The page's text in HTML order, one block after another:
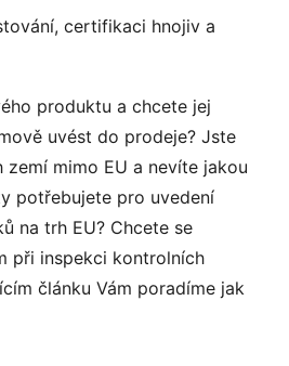
certifikaci hnojiv a
produktu a chcete jej
uvést do prodeje? Jste
mimo EU a nevíte jakou
potřebujete pro uvedení
na trh EU? Chcete se
při inspekci kontrolních
článku Vám poradíme jak